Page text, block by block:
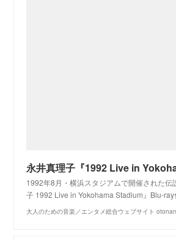
1992年8月・横浜スタジアムで開催された伝
子 1992 Live in Yokohama Stadium』Blu-ray
大人のための音楽／エンタメ総合ウェブサイト